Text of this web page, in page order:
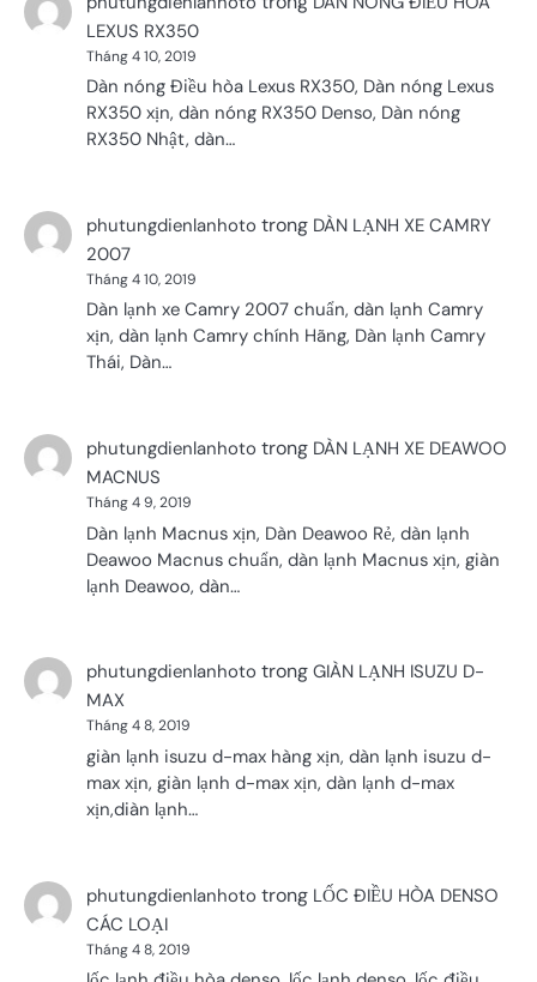
LEXUS RX350
Tháng 4 10, 2019
Dàn nóng Điều hòa Lexus RX350, Dàn nóng Lexus
RX350 xịn, dàn nóng RX350 Denso, Dàn nóng
RX350 Nhật, dàn…
phutungdienlanhoto trong DÀN LẠNH XE CAMRY
2007
Tháng 4 10, 2019
Dàn lạnh xe Camry 2007 chuẩn, dàn lạnh Camry
xịn, dàn lạnh Camry chính Hãng, Dàn lạnh Camry
Thái, Dàn…
phutungdienlanhoto trong DÀN LẠNH XE DEAWOO
MACNUS
Tháng 4 9, 2019
Dàn lạnh Macnus xịn, Dàn Deawoo Rẻ, dàn lạnh
Deawoo Macnus chuẩn, dàn lạnh Macnus xịn, giàn
lạnh Deawoo, dàn…
phutungdienlanhoto trong GIÀN LẠNH ISUZU D-
MAX
Tháng 4 8, 2019
giàn lạnh isuzu d-max hàng xịn, dàn lạnh isuzu d-
max xịn, giàn lạnh d-max xịn, dàn lạnh d-max
xịn,diàn lạnh…
phutungdienlanhoto trong LỐC ĐIỀU HÒA DENSO
CÁC LOẠI
Tháng 4 8, 2019